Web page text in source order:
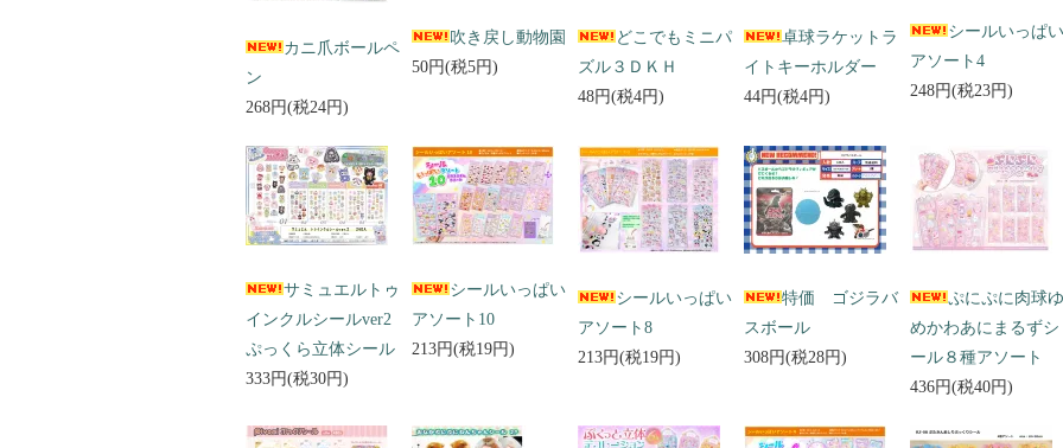
カニ爪ボールペ
ン
268円(税24円)
吹き戻し動物園
50円(税5円)
どこでもミニパ
ズル３ＤＫＨ
48円(税4円)
卓球ラケットラ
イトキーホルダー
44円(税4円)
シールいっぱい
アソート4
248円(税23円)
サミュエルトゥ
インクルシールver2
ぷっくら立体シール
333円(税30円)
シールいっぱい
アソート10
213円(税19円)
シールいっぱい
アソート8
213円(税19円)
特価 ゴジラバ
スボール
308円(税28円)
ぷにぷに肉球ゆ
めかわあにまるずシ
ール８種アソート
436円(税40円)